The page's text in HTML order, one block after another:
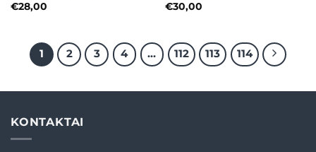
€28,00
€30,00
1 2 3 4 … 112 113 114
KONTAKTAI